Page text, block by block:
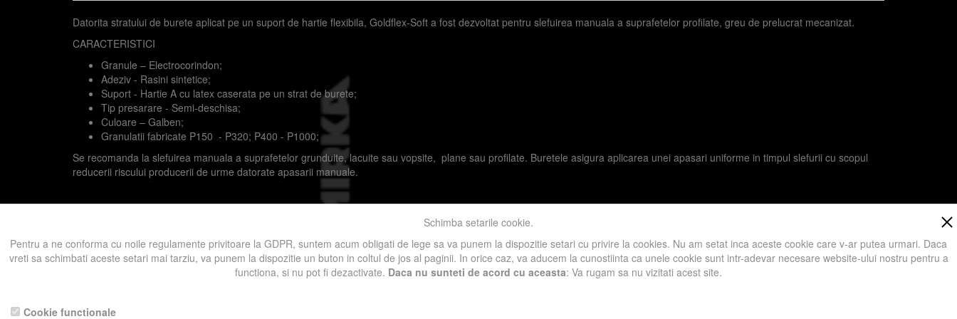
Datorita stratului de burete aplicat pe un suport de hartie flexibila, Goldflex-Soft a fost dezvoltat pentru slefuirea manuala a suprafetelor profilate, greu de prelucrat mecanizat.
CARACTERISTICI
Granule – Electrocorindon;
Adeziv - Rasini sintetice;
Suport - Hartie A cu latex caserata pe un strat de burete;
Tip presarare - Semi-deschisa;
Culoare – Galben;
Granulatii fabricate P150 - P320; P400 - P1000;
Se recomanda la slefuirea manuala a suprafetelor grunduite, lacuite sau vopsite, plane sau profilate. Buretele asigura aplicarea unei apasari uniforme in timpul slefurii cu scopul
reducerii riscului producerii de urme datorate apasarii manuale.
Prezent in categoriile: Rulouri
Schimba setarile cookie.
Pentru a ne conforma cu noile regulamente privitoare la GDPR, suntem acum obligati de lege sa va punem la dispozitie setari cu privire la cookies. Nu am setat inca aceste cookie care v-ar putea urmari. Daca
vreti sa schimbati aceste setari mai tarziu, va punem la dispozitie un buton in coltul de jos al paginii. In orice caz, va aducem la cunostiinta ca unele cookie sunt intr-adevar necesare website-ului nostru pentru a
functiona, si nu pot fi dezactivate. Daca nu sunteti de acord cu aceasta: Va rugam sa nu vizitati acest site.
Cookie functionale